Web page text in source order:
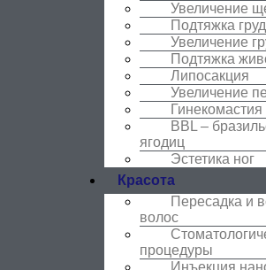
Увеличение
Подтяжка
Увеличение
Подтяжка
Липосакция
Увеличение
Гинекомастия
BBL –
ягодиц
Эстетика ног
Красота
Пересадка и
волос
процедуры
Инъекция